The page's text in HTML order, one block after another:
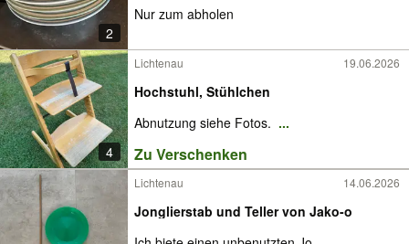
2
Nur zum abholen
4
Lichtenau 19.06.2026
Hochstuhl, Stühlchen
Abnutzung siehe Fotos. ...
Zu Verschenken
Lichtenau 14.06.2026
Jonglierstab und Teller von Jako-o